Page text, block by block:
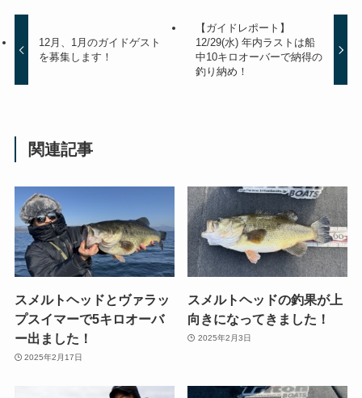
12月、1月のガイドゲスト
を募集します！
【ガイドレポート】
12/29(水) 年内ラストは船
中10キロオーバーで納得の
釣り納め！
関連記事
スメルトヘッドとヴァラッ
プスイマーで5キロオーバ
ー出ました！
2025年2月17日
スメルトヘッドの釣果が上
向きになってきました！
2025年2月3日